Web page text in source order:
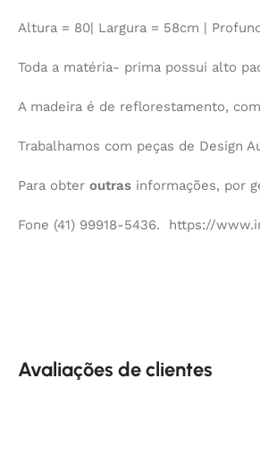
Altura = 80| Largura = 58cm |
Toda a matéria- prima possui alto
A madeira é de reflorestamento,
Trabalhamos com peças de Design
Para obter outras informações, por
Fone (41) 99918-5436. https://
Avaliações de clientes